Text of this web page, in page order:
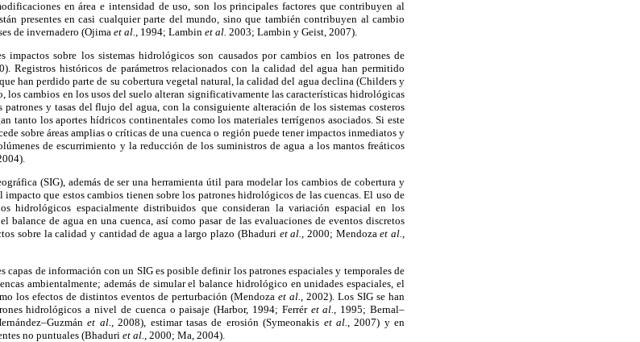
en área e intensidad de uso, son los principales factores que contribuyen al
presentes en casi cualquier parte del mundo, sino que también contribuyen al cambio
de invernadero (Ojima et al., 1994; Lambin et al. 2003; Lambin y Geist, 2007).
sobre los sistemas hidrológicos son causados por cambios en los patrones de
Registros históricos de parámetros relacionados con la calidad del agua han permitido
han perdido parte de su cobertura vegetal natural, la calidad del agua declina (Childers y
los cambios en los usos del suelo alteran significativamente las características hidrológicas
y tasas del flujo del agua, con la consiguiente alteración de los sistemas costeros
tanto los aportes hídricos continentales como los materiales terrígenos asociados. Si este
sobre áreas amplias o críticas de una cuenca o región puede tener impactos inmediatos y
de escurrimiento y la reducción de los suministros de agua a los mantos freáticos
(SIG), además de ser una herramienta útil para modelar los cambios de cobertura y
que estos cambios tienen sobre los patrones hidrológicos de las cuencas. El uso de
hidrológicos espacialmente distribuidos que consideran la variación espacial en los
balance de agua en una cuenca, así como pasar de las evaluaciones de eventos discretos
sobre la calidad y cantidad de agua a largo plazo (Bhaduri et al., 2000; Mendozaet al.,
capas de información con un SIG es posible definir los patrones espaciales y temporales de
ambientalmente; además de simular el balance hidrológico en unidades espaciales, el
los efectos de distintos eventos de perturbación (Mendoza et al.
, 2002). Los SIG se han
hidrológicos a nivel de cuenca o paisaje (Harbor, 1994; Ferrér et al.
, 1995; Bernal–
et al. , 2008), estimar tasas de erosión (Symeonakis et al.
, 2007) y en
no puntuales (Bhaduri et al. , 2000; Ma, 2004).